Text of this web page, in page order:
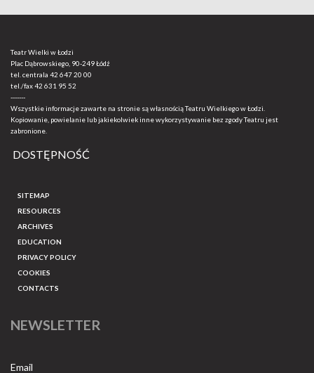
Teatr Wielki w Łodzi
Plac Dąbrowskiego, 90-249 Łódź
tel. centrala 42 647 20 00
tel./fax42 631 95 52
-------
Wszystkie informacje zawarte na stronie są własnością Teatru Wielkiego w Łodzi.
Kopiowanie, powielanie lub jakiekolwiek inne wykorzystywanie bez zgody Teatru jest
zabronione.
DOSTĘPNOŚĆ
SITEMAP
RESOURCES
ARCHIVES
EDUCATION
PRIVACY POLICY
COOKIES
CONTACTS
NEWSLETTER
Email